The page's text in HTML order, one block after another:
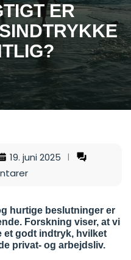
ER
19. juni 2025
hurtige beslutninger er
Forskning viser, at vi
et godt indtryk, hvilket
privat- og arbejdsliv.